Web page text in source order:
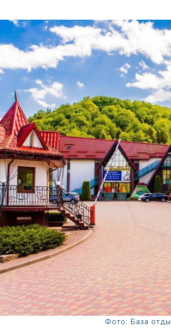
Фото: База